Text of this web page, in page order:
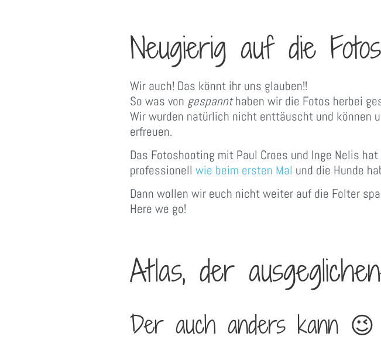
Neugierig auf die
Wir auch! Das könnt ihr uns glauben!!
So was von gespannthaben wir die Fotos herbei
Wir wurden natürlich nicht enttäuscht und können
erfreuen.
Das Fotoshooting mit Paul Croes und Inge Nelis
professionell wie beim ersten Mal und die Hunde
Dann wollen wir euch nicht weiter auf die Folter
Here we go!
Atlas, der
Der auch anders kann 😉